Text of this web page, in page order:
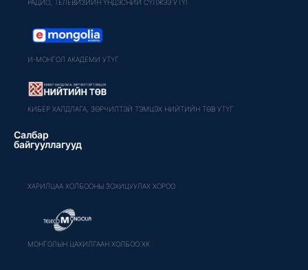
РАДИО, ТЕЛЕВИЗИЙН ҮНДЭСНИЙ СҮЛЖЭЭ УТҮГ
И-МОНГОЛ АКАДЕМИ УТҮГ
КИБЕР ХАЛДЛАГА, ЗӨРЧИЛТЭЙ ТЭМЦЭХ НИЙТИЙН ТӨВ УТҮГ
Салбар
байгууллагууд
ХАРИЛЦАА ХОЛБООНЫ ЗОХИЦУУЛАХ ХОРОО
МОНГОЛЫН ЦАХИЛГААН ХОЛБОО ХК